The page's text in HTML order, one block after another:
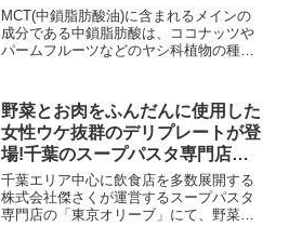
登場 3月25日(月)より全国(※一
部店舗を除く)で販売開始
MCT(中鎖脂肪酸油)に含まれるメインの
成分である中鎖脂肪酸は、ココナッツや
パームフルーツなどのヤシ科植物の種
れ、近年ではMCTの健康機能に着目した
一般生活者向けの商...
野菜とお肉をふんだんに使用した
女性ウケ抜群のデリプレートが登
場!千葉のスープパスタ専門店
「東京オリーブ」にて新発売
千葉エリア中心に飲食店を多数展開する
株式会社傑さくが運営するスープパスタ
専門店の「東京オリーブ」にて、野菜と